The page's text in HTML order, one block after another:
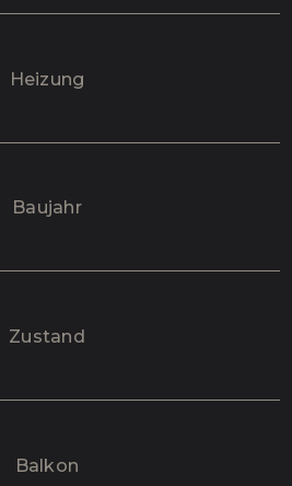
Heizung
Baujahr
Zustand
Balkon